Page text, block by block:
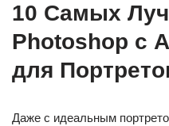
10 Самых
Photoshop с
для
Даже с идеальным